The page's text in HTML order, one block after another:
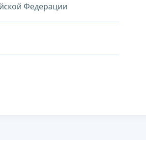
Федерации